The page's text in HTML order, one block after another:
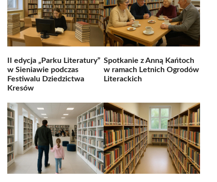
II edycja „Parku Literatury”
w Sieniawie podczas
Festiwalu Dziedzictwa
Kresów
Spotkanie z Anną Kańtoch
w ramach Letnich Ogrodów
Literackich